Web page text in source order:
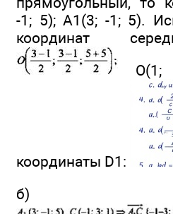
-1; 5); А1(3; -1; 5).
координат
O(1;
координаты D1:
б)